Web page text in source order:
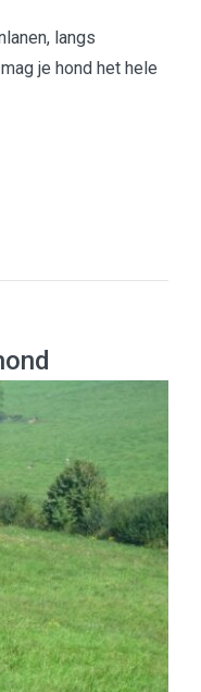
langs
je hond het hele